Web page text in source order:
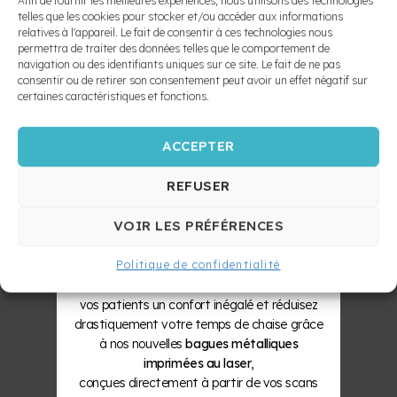
telles que les cookies pour stocker et/ou accéder aux informations
relatives à l'appareil. Le fait de consentir à ces technologies nous
permettra de traiter des données telles que le comportement de
navigation ou des identifiants uniques sur ce site. Le fait de ne pas
consentir ou de retirer son consentement peut avoir un effet négatif sur
certaines caractéristiques et fonctions.
ACCEPTER
REFUSER
VOIR LES PRÉFÉRENCES
Politique de confidentialité
MAINTIEN
SUR
BAGUES
APPAREILS
FIXES
D’EXPANSION
APPAREIL
AVEC
APPUIS
HAAS AVEC
APPUIS ET
APPAREILS
FONCTIONNELS
ET APPAREILS
MANDIBULAIRE
ajoutées à la partie linguale des deuxièmes
molaires permanentes et des canines. Afin
d’aligner adéquatement les cuspides du
quadran 1, l’appui agit seulement après
quelques millimètres d’expansion. Tous les
appareils d’expansion fixes permettent ce type
10X PLUS
SOLIDES
ZÉRO
SÉPARATEUR
Le Laboratoire Bellomo & Lambert propulse
vos patients un confort inégalé et réduisez
drastiquement votre temps de chaise grâce
à nos nouvellesbagues métalliques
imprimées au laser,
conçues directement à partir de vos scans